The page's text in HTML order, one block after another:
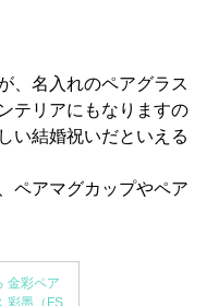
、名入れのペアグラス
テリアにもなりますの
い結婚祝いだといえる
ペアマグカップやペア
金彩ペア